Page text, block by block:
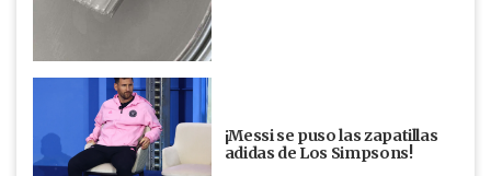
¡Messi se puso las zapatillas
adidas de Los Simpsons!